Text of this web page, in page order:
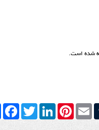
شده است.
TwitterLinkedInPinterest Email